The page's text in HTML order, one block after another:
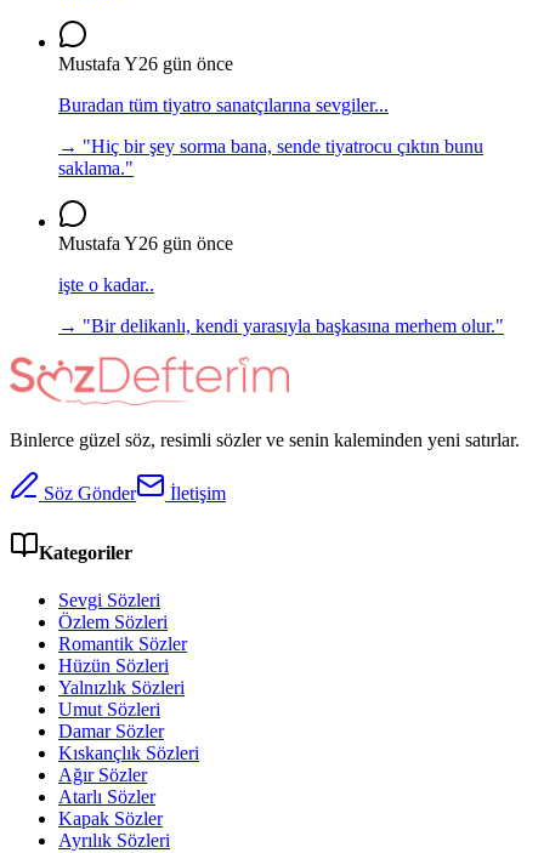
Mustafa Y26 gün önce
Buradan tüm tiyatro sanatçılarına sevgiler...
→ "Hiç bir şey sorma bana, sende tiyatrocu çıktın bunu
saklama."
Mustafa Y26 gün önce
işte o kadar..
→ "Bir delikanlı, kendi yarasıyla başkasına merhem olur."
Binlerce güzel söz, resimli sözler ve senin kaleminden yeni satırlar.
Söz Gönder İletişim
Kategoriler
Sevgi Sözleri
Özlem Sözleri
Romantik Sözler
Hüzün Sözleri
Yalnızlık Sözleri
Umut Sözleri
Damar Sözler
Kıskançlık Sözleri
Ağır Sözler
Atarlı Sözler
Kapak Sözler
Ayrılık Sözleri